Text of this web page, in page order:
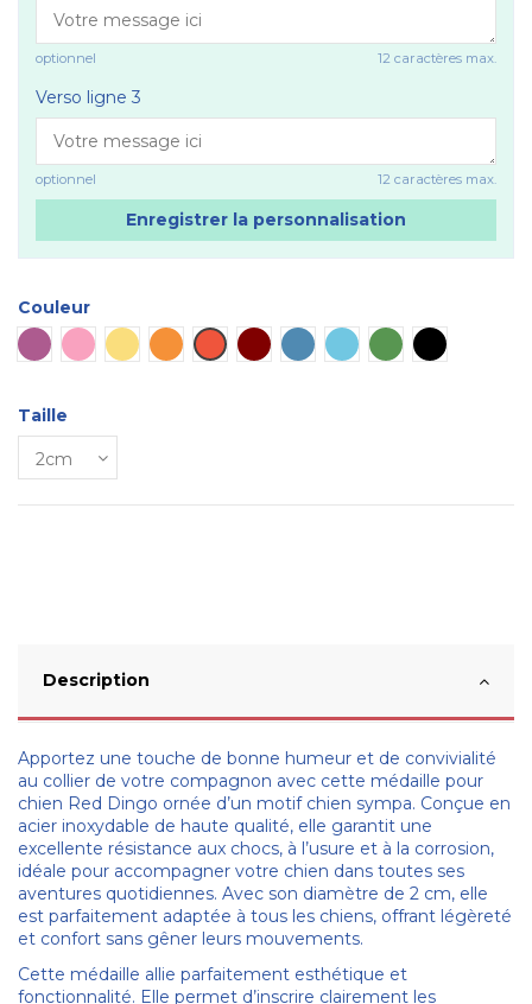
optionnel 12 caractères max.
Verso ligne 3
optionnel 12 caractères max.
Enregistrer la personnalisation
Couleur
Violet
Rose Jaune OrangeRouge MarronBleu Bleu cielVert Noir
Taille
Description
Apportez une touche de bonne humeur et de convivialité
au collier de votre compagnon avec cette médaille pour
chien Red Dingo ornée d’un motif chien sympa. Conçue en
acier inoxydable de haute qualité, elle garantit une
excellente résistance aux chocs, à l’usure et à la corrosion,
idéale pour accompagner votre chien dans toutes ses
aventures quotidiennes. Avec son diamètre de 2 cm, elle
est parfaitement adaptée à tous les chiens, offrant légèreté
et confort sans gêner leurs mouvements.
Cette médaille allie parfaitement esthétique et
fonctionnalité. Elle permet d’inscrire clairement les